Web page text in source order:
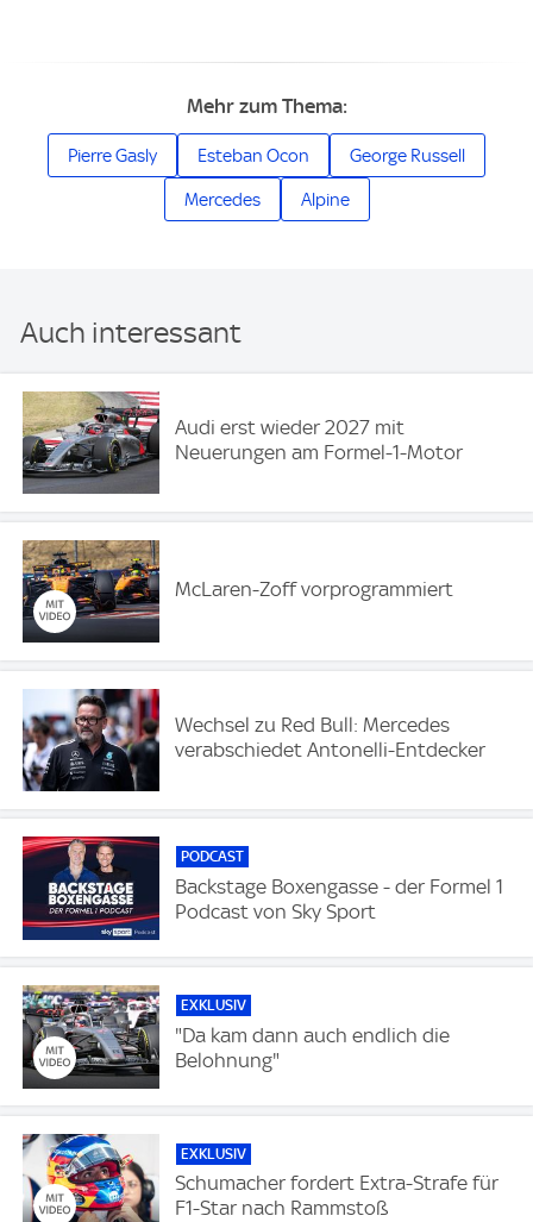
Mehr zum Thema:
Pierre Gasly Esteban Ocon George Russell
Mercedes Alpine
Auch interessant
Audi erst wieder 2027 mit
Neuerungen am Formel-1-Motor
McLaren-Zoff vorprogrammiert
Wechsel zu Red Bull: Mercedes
verabschiedet Antonelli-Entdecker
PODCAST
Backstage Boxengasse - der Formel 1
Podcast von Sky Sport
EXKLUSIV
"Da kam dann auch endlich die
Belohnung"
EXKLUSIV
Schumacher fordert Extra-Strafe für
F1-Star nach Rammstoß